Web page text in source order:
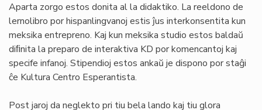
Aparta zorgo estos donita al la didaktiko. La reeldono de
lernolibro por hispanlingvanoj estis ĵus interkonsentita kun
meksika entrepreno. Kaj kun meksika studio estos baldaŭ
diﬁnita la preparo de interaktiva KD por komencantoj kaj
specife infanoj. Stipendioj estos ankaŭ je dispono por staĝi
ĉe Kultura Centro Esperantista.
Post jaroj da neglekto pri tiu bela lando kaj tiu glora